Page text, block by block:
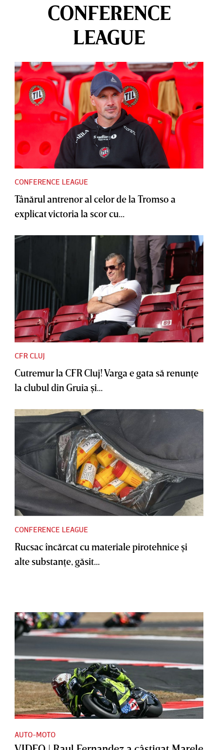
CONFERENCE
LEAGUE
CONFERENCE LEAGUE
Tânărul antrenor al celor de la Tromso a
explicat victoria la scor cu...
CFR CLUJ
Cutremur la CFR Cluj! Varga e gata să renunţe
la clubul din Gruia şi...
CONFERENCE LEAGUE
Rucsac încărcat cu materiale pirotehnice şi
alte substanţe, găsit...
AUTO-MOTO